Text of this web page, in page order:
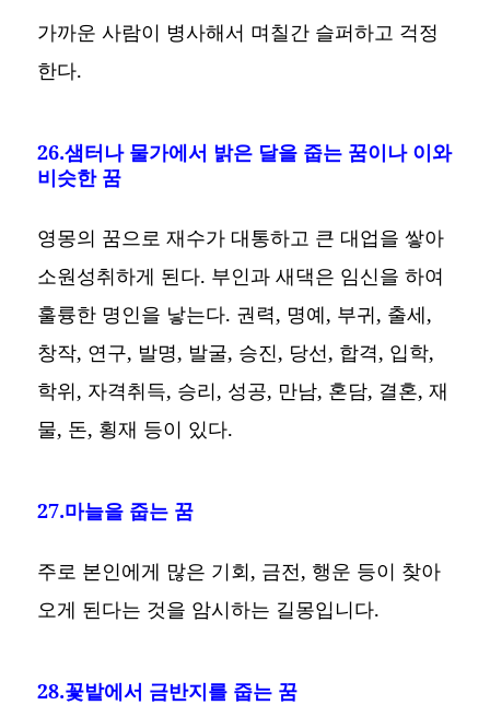
가까운 사람이 병사해서 며칠간 슬퍼하고 걱정
한다.
26.샘터나 물가에서 밝은 달을 줍는 꿈이나 이와
비슷한 꿈
영몽의 꿈으로 재수가 대통하고 큰 대업을 쌓아
소원성취하게 된다. 부인과 새댁은 임신을 하여
훌륭한 명인을 낳는다. 권력, 명예, 부귀, 출세,
창작, 연구, 발명, 발굴, 승진, 당선, 합격, 입학,
학위, 자격취득, 승리, 성공, 만남, 혼담, 결혼, 재
물, 돈, 횡재 등이 있다.
27.마늘을 줍는 꿈
주로 본인에게 많은 기회, 금전, 행운 등이 찾아
오게 된다는 것을 암시하는 길몽입니다.
28.꽃밭에서 금반지를 줍는 꿈